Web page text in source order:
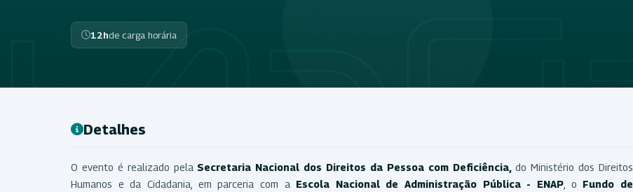
12hde carga horária
Detalhes
O evento é realizado pela Secretaria Nacional dos Direitos da Pessoa com Deficiência, do Ministério dos Direitos
Humanos e da Cidadania, em parceria com a Escola Nacional de Administração Pública - ENAP , o Fundo de